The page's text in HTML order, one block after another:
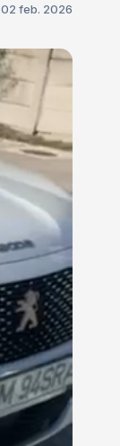
02 feb. 2026